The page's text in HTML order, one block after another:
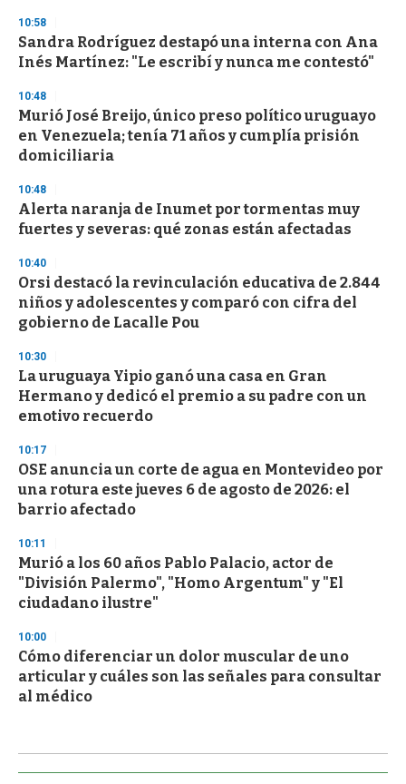
d
s
o
f
3
s
e
c
o
d
s
10:58
Sandra Rodríguez destapó una interna con Ana
Inés Martínez: "Le escribí y nunca me contestó"
10:48
Murió José Breijo, único preso político uruguayo
en Venezuela; tenía 71 años y cumplía prisión
domiciliaria
10:48
Alerta naranja de Inumet por tormentas muy
fuertes y severas: qué zonas están afectadas
10:40
Orsi destacó la revinculación educativa de 2.844
niños y adolescentes y comparó con cifra del
gobierno de Lacalle Pou
10:30
La uruguaya Yipio ganó una casa en Gran
Hermano y dedicó el premio a su padre con un
emotivo recuerdo
10:17
OSE anuncia un corte de agua en Montevideo por
una rotura este jueves 6 de agosto de 2026: el
barrio afectado
10:11
Murió a los 60 años Pablo Palacio, actor de
"División Palermo", "Homo Argentum" y "El
ciudadano ilustre"
10:00
Cómo diferenciar un dolor muscular de uno
articular y cuáles son las señales para consultar
al médico